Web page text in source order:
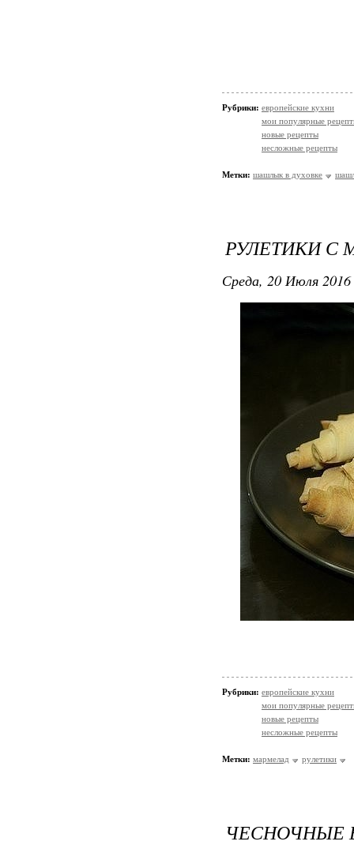
Рубрики: европейские кухни
мои популярные
новые рецепты
несложные рецепты
Метки: шашлык в духовке
РУЛЕТИКИ С
Среда, 20 Июля
Рубрики: европейские кухни
мои популярные
новые рецепты
несложные рецепты
Метки: мармелад рулетики
ЧЕСНОЧНЫЕ